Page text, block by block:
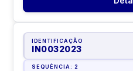
IDENTIFICAÇÃO
IN0032023
SEQUÊNCIA:2